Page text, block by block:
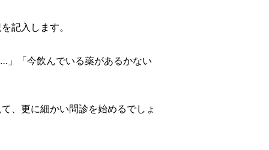
記入します。
」「今飲んでいる薬があるかない
、更に細かい問診を始めるでしょ